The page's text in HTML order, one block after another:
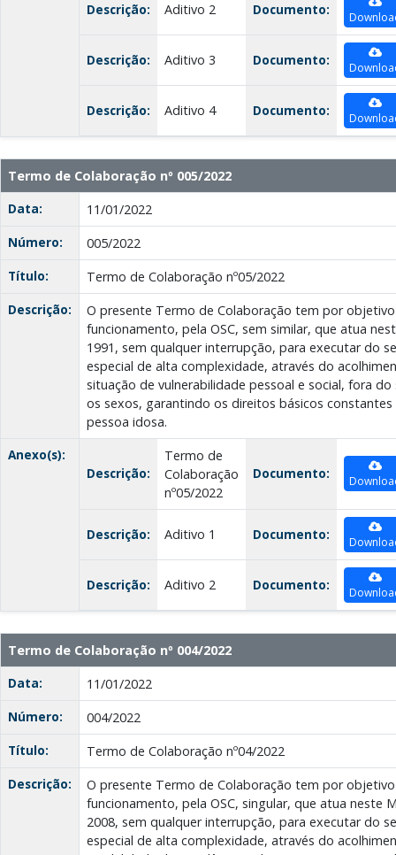
Descrição: Aditivo 2 Documento:
Descrição: Aditivo 3 Documento:
Descrição: Aditivo 4 Documento:
Termo de Colaboração nº 005/2022
Data:
11/01/2022
Número:
005/2022
Título:
Termo de Colaboração nº05/2022
Descrição:
O presente Termo de Colaboração tem por
funcionamento, pela OSC, sem similar, que atua
1991, sem qualquer interrupção, para executar do
especial de alta complexidade, através do
situação de vulnerabilidade pessoal e social, fora
os sexos, garantindo os direitos básicos constantes
pessoa idosa.
Anexo(s):
Descrição:
Termo de
Colaboração
nº05/2022
Documento:
Descrição: Aditivo 1 Documento:
Descrição: Aditivo 2 Documento:
Termo de Colaboração nº 004/2022
Data:
11/01/2022
Número:
004/2022
Título:
Termo de Colaboração nº04/2022
Descrição:
O presente Termo de Colaboração tem por
funcionamento, pela OSC, singular, que atua neste
2008, sem qualquer interrupção, para executar do
especial de alta complexidade, através do